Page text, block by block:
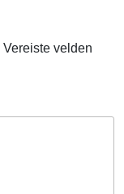
Vereiste velden